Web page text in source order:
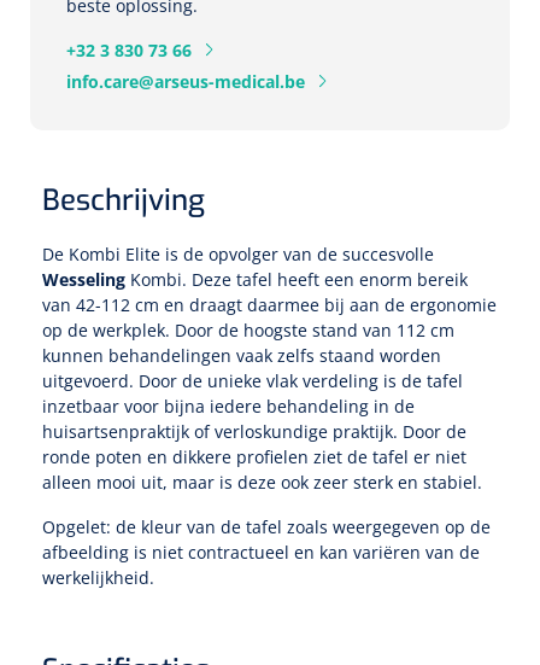
Verzwaringsdekens
Positioneringsmateriaal
Drinkhulpmiddelen
Bekers
Koffiebekers
Opzetstukken voor bekers
Badkamerhulpmiddelen
Toiletverhogers
Doucheramen
Dermatoscopen
Loupebrillen
Otoscopen
Ophtalmoscopen
Penlight
Tongspatelhouders
Voorhoofdslampen
Bobath
Osteo
Kantel
Tabouret
Fysiotechniek & hydromassage
Shockwave
Tecar
Oppervlaktereiniging & -desinfectie
Zakdoekjes
Toiletpapier
Werkdoeken
Servietten
Onderzoekstafelpapier
Handdoekrollen
Keukenrollen
Urinezakken & urinepotjes
Bedpannen & toiletemmers
Zeletten
Naaldcontainers en toebehoren
Ontsmettingsalcohol
Naaldknippers
Stuwbanden
Alcoswabs
Hoofdkussens
Medisch kabinet
Onderzoekstafels
Onderzoekslampen
Dokterstassen & toebehoren
Tabouretten
Opstapjes
Uterustangen
Verwijdertangen voor wondhaken
Bistouri
Bistourimesjes
Stitch cutters
Volledige bistouris
Bistourihouders
Instrumentendozen & verbandtrommels
Verbandtrommels
Vingerspalken
Enkelspalken
Vetgaaskompressen
Gaaskompressen
Oogkompressen
Niet inklevende verbanden
Absorberende verbanden
Deppers
Non-woven kompressen
beste oplossing.
+32 3 830 73 66
info.care@arseus-medical.be
Beschrijving
De Kombi Elite is de opvolger van de succesvolle
Wesseling Kombi. Deze tafel heeft een enorm bereik
van 42-112 cm en draagt daarmee bij aan de ergonomie
op de werkplek. Door de hoogste stand van 112 cm
kunnen behandelingen vaak zelfs staand worden
uitgevoerd. Door de unieke vlak verdeling is de tafel
inzetbaar voor bijna iedere behandeling in de
huisartsenpraktijk of verloskundige praktijk. Door de
ronde poten en dikkere profielen ziet de tafel er niet
alleen mooi uit, maar is deze ook zeer sterk en stabiel.
Opgelet: de kleur van de tafel zoals weergegeven op de
afbeelding is niet contractueel en kan variëren van de
werkelijkheid.